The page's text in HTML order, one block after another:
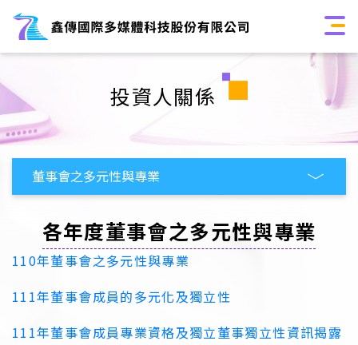
投資人關係
各年度董事會之多元性與專業
110年董事會之多元性與專業
111年董事會成員的多元化及獨立性
111年董事會成員專業資格及獨立董事獨立性資訊揭露